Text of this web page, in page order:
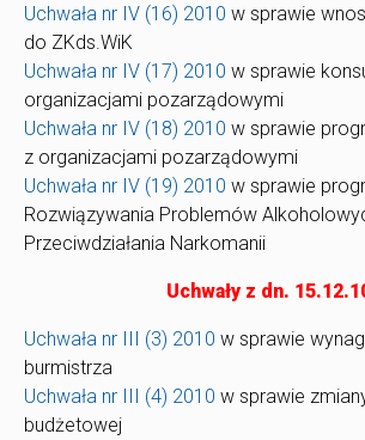
Uchwała nr IV (16) 2010 w sprawie
do ZKds.WiK
Uchwała nr IV (17) 2010 w sprawie
organizacjami pozarządowymi
Uchwała nr IV (18) 2010 w sprawie
z organizacjami pozarządowymi
Uchwała nr IV (19) 2010 w sprawie
Rozwiązywania Problemów
Przeciwdziałania Narkomanii
Uchwały z dn.
Uchwała nr III (3) 2010 w sprawie
burmistrza
Uchwała nr III (4) 2010 w sprawie
budżetowej